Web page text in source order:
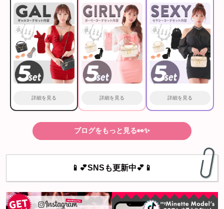
詳細を見る 詳細を見る 詳細を見る
ブログをもっと見る👀✨
📱💕SNSも更新中💕📱